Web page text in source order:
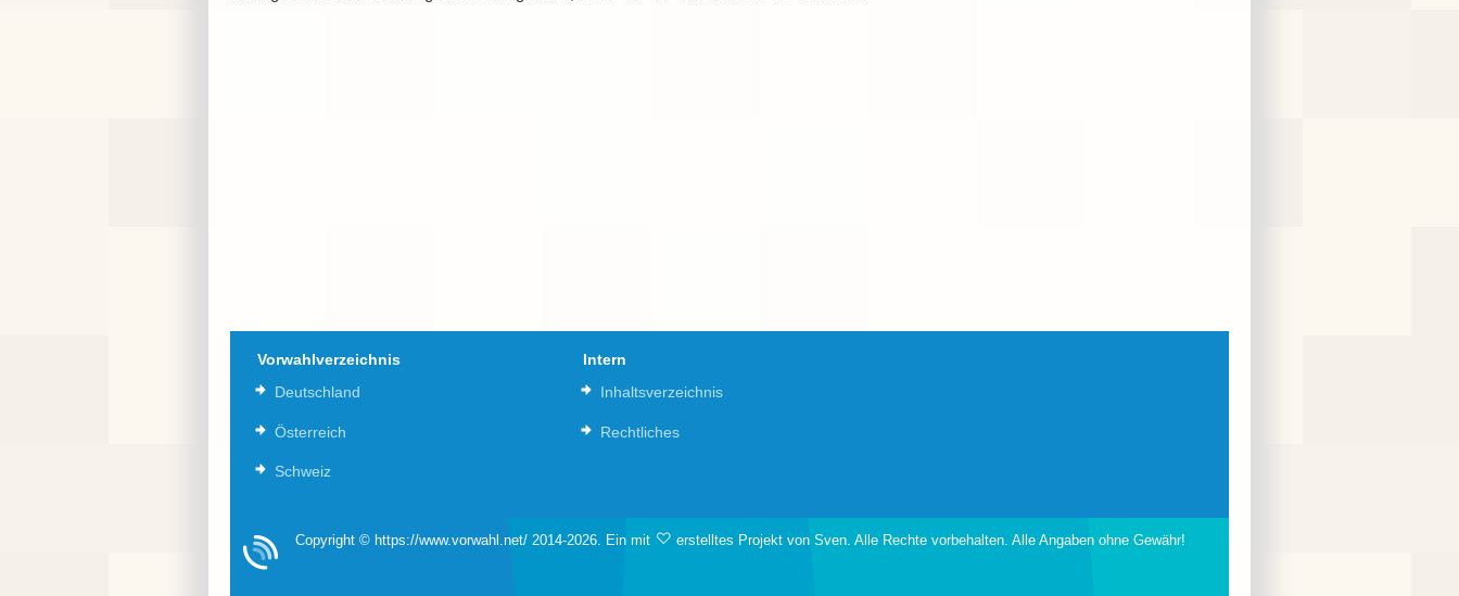
Vorwahlverzeichnis
Deutschland
Österreich
Schweiz
Intern
Inhaltsverzeichnis
Rechtliches
Copyright © https://www.vorwahl.net/ 2014-2026. Ein mit erstelltes Projekt von Sven. Alle Rechte vorbehalten. Alle Angaben ohne Gewähr!